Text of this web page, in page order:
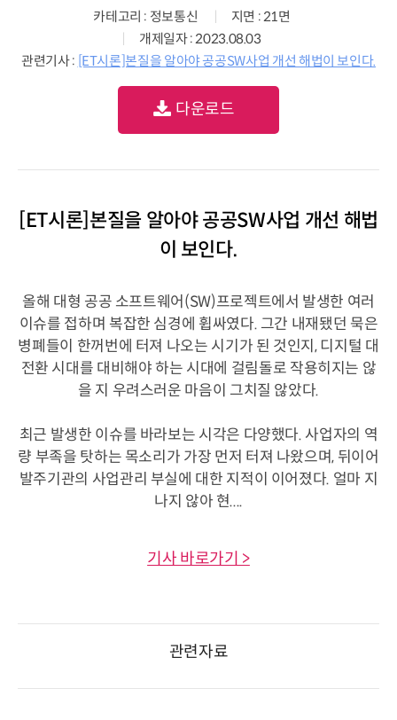
카테고리 : 정보통신
지면 : 21면
개제일자 : 2023.08.03
관련기사 : [ET시론]본질을 알아야 공공SW사업 개선 해법이 보인다.
다운로드
[ET시론]본질을 알아야 공공SW사업 개선 해법
이 보인다.
올해 대형 공공 소프트웨어(SW)프로젝트에서 발생한 여러
이슈를 접하며 복잡한 심경에 휩싸였다. 그간 내재됐던 묵은
병폐들이 한꺼번에 터져 나오는 시기가 된 것인지, 디지털 대
전환 시대를 대비해야 하는 시대에 걸림돌로 작용히지는 않
을 지 우려스러운 마음이 그치질 않았다.
최근 발생한 이슈를 바라보는 시각은 다양했다. 사업자의 역
량 부족을 탓하는 목소리가 가장 먼저 터져 나왔으며, 뒤이어
발주기관의 사업관리 부실에 대한 지적이 이어졌다. 얼마 지
나지 않아 현....
기사 바로가기 >
관련자료